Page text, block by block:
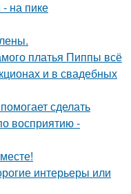
на пике
платья Пиппы всё
и в свадебных
сделать
восприятию -
интерьеры или